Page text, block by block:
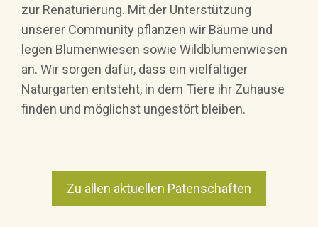
zur Renaturierung. Mit der Unterstützung
unserer Community pflanzen wir Bäume und
legen Blumenwiesen sowie Wildblumenwiesen
an. Wir sorgen dafür, dass ein vielfältiger
Naturgarten entsteht, in dem Tiere ihr Zuhause
finden und möglichst ungestört bleiben.
Zu allen aktuellen Patenschaften